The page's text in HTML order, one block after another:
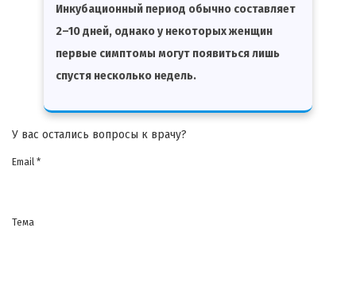
Инкубационный период обычно составляет
2–10 дней, однако у некоторых женщин
первые симптомы могут появиться лишь
спустя несколько недель.
У вас остались вопросы к врачу?
Email *
Тема